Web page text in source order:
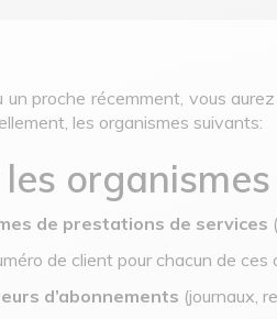
un proche récemment, vous
les organismes suivants:
de prestations de services
de client pour chacun de
d’abonnements (journaux,